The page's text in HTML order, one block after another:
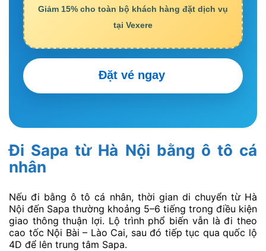
Giảm 15% cho toàn bộ khách hàng đặt dịch vụ
tại Vexere
Đặt vé ngay
Đi Sapa từ Hà Nội bằng ô tô cá
nhân
Nếu đi bằng ô tô cá nhân, thời gian di chuyển từ Hà
Nội đến Sapa thường khoảng 5–6 tiếng trong điều kiện
giao thông thuận lợi. Lộ trình phổ biến vẫn là đi theo
cao tốc Nội Bài – Lào Cai, sau đó tiếp tục qua quốc lộ
4D để lên trung tâm Sapa.